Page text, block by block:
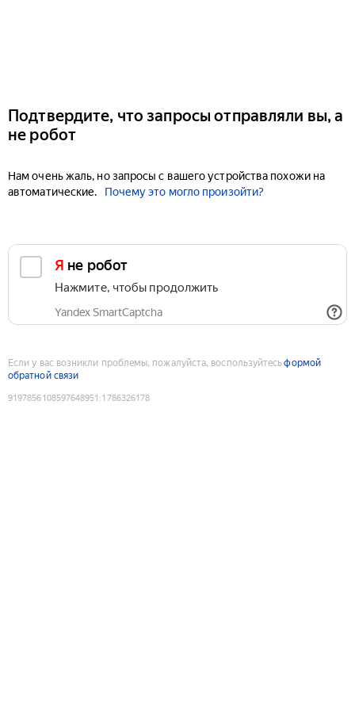
Подтвердите, что запросы отправляли вы, а
не робот
Нам очень жаль, но запросы с вашего устройства похожи на
автоматические.
Почему это могло произойти?
Я не робот
Нажмите, чтобы продолжить
Yandex SmartCaptcha
Если у вас возникли проблемы, пожалуйста, воспользуйтесьформой
обратной связи
9197856108597648951 :1786326178